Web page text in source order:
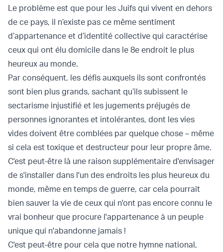
Le problème est que pour les Juifs qui vivent en dehors
de ce pays, il n’existe pas ce même sentiment
d’appartenance et d’identité collective qui caractérise
ceux qui ont élu domicile dans le 8e endroit le plus
heureux au monde.
Par conséquent, les défis auxquels ils sont confrontés
sont bien plus grands, sachant qu’ils subissent le
sectarisme injustifié et les jugements préjugés de
personnes ignorantes et intolérantes, dont les vies
vides doivent être comblées par quelque chose – même
si cela est toxique et destructeur pour leur propre âme.
C'est peut-être là une raison supplémentaire d'envisager
de s'installer dans l'un des endroits les plus heureux du
monde, même en temps de guerre, car cela pourrait
bien sauver la vie de ceux qui n'ont pas encore connu le
vrai bonheur que procure l'appartenance à un peuple
unique qui n'abandonne jamais !
C'est peut-être pour cela que notre hymne national,